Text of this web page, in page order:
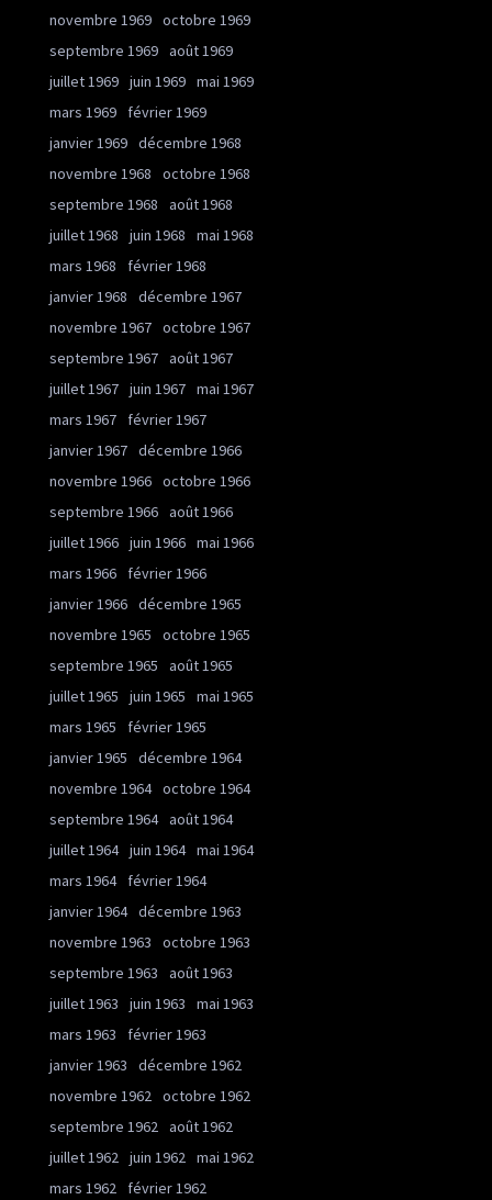
novembre 1969 octobre 1969
septembre 1969 août 1969
juillet 1969 juin 1969 mai 1969
mars 1969
février 1969
janvier 1969 décembre 1968
novembre 1968
octobre 1968
septembre 1968
août 1968
juillet 1968
juin 1968
mai 1968
mars 1968
février 1968
janvier 1968
décembre 1967
novembre 1967 octobre 1967
septembre 1967 août 1967
juillet 1967 juin 1967 mai 1967
mars 1967
février 1967
janvier 1967 décembre 1966
novembre 1966 octobre 1966
septembre 1966 août 1966
juillet 1966 juin 1966 mai 1966
mars 1966
février 1966
janvier 1966 décembre 1965
novembre 1965
octobre 1965
septembre 1965
août 1965
juillet 1965
juin 1965
mai 1965
mars 1965
février 1965
janvier 1965
décembre 1964
novembre 1964 octobre 1964
septembre 1964 août 1964
juillet 1964 juin 1964 mai 1964
mars 1964
février 1964
janvier 1964 décembre 1963
novembre 1963
octobre 1963
septembre 1963
août 1963
juillet 1963
juin 1963
mai 1963
mars 1963
février 1963
janvier 1963
décembre 1962
novembre 1962 octobre 1962
septembre 1962 août 1962
juillet 1962 juin 1962 mai 1962
mars 1962
février 1962